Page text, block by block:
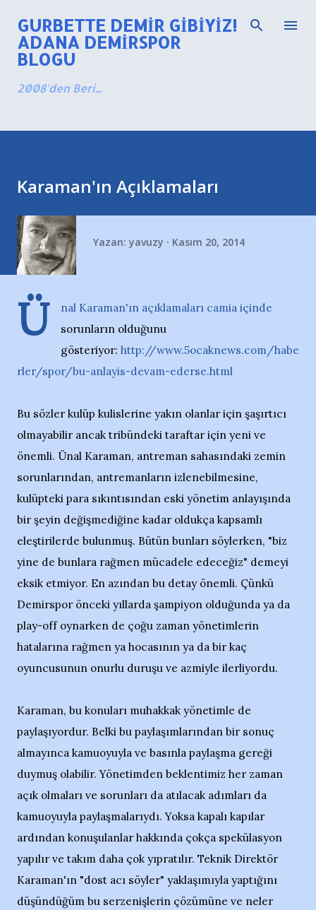
Ana içeriğe atla
GURBETTE DEMIR GIBIYIZ!
ADANA DEMIRSPOR
BLOGU
2008'den Beri...
Karaman'ın Açıklamaları
Yazan: yavuzy Kasım 20, 2014
Ü
nal Karaman'ın açıklamaları camia içinde
sorunların olduğunu
gösteriyor: http://www.5ocaknews.com/habe
rler/spor/bu-anlayis-devam-ederse.html
Bu sözler kulüp kulislerine yakın olanlar için şaşırtıcı
olmayabilir ancak tribündeki taraftar için yeni ve
önemli. Ünal Karaman, antreman sahasındaki zemin
sorunlarından, antremanların izlenebilmesine,
kulüpteki para sıkıntısından eski yönetim anlayışında
bir şeyin değişmediğine kadar oldukça kapsamlı
eleştirilerde bulunmuş. Bütün bunları söylerken, "biz
yine de bunlara rağmen mücadele edeceğiz" demeyi
eksik etmiyor. En azından bu detay önemli. Çünkü
Demirspor önceki yıllarda şampiyon olduğunda ya da
play-off oynarken de çoğu zaman yönetimlerin
hatalarına rağmen ya hocasının ya da bir kaç
oyuncusunun onurlu duruşu ve azmiyle ilerliyordu.
Karaman, bu konuları muhakkak yönetimle de
paylaşıyordur. Belki bu paylaşımlarından bir sonuç
almayınca kamuoyuyla ve basınla paylaşma gereği
duymuş olabilir. Yönetimden beklentimiz her zaman
açık olmaları ve sorunları da atılacak adımları da
kamuoyuyla paylaşmalarıydı. Yoksa kapalı kapılar
ardından konuşulanlar hakkında çokça spekülasyon
yapılır ve takım daha çok yıpratılır. Teknik Direktör
Karaman'ın "dost acı söyler" yaklaşımıyla yaptığını
düşündüğüm bu serzenişlerin çözümüne ve neler